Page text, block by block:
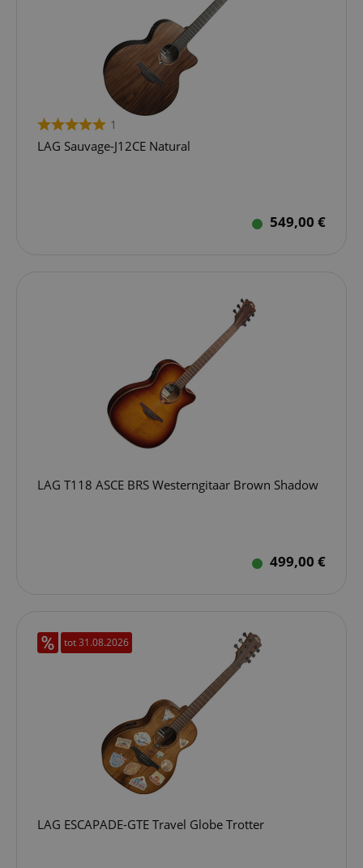
1
LAG Sauvage-J12CE Natural
549,00 €
LAG T118 ASCE BRS Westerngitaar Brown Shadow
499,00 €
tot 31.08.2026
LAG ESCAPADE-GTE Travel Globe Trotter